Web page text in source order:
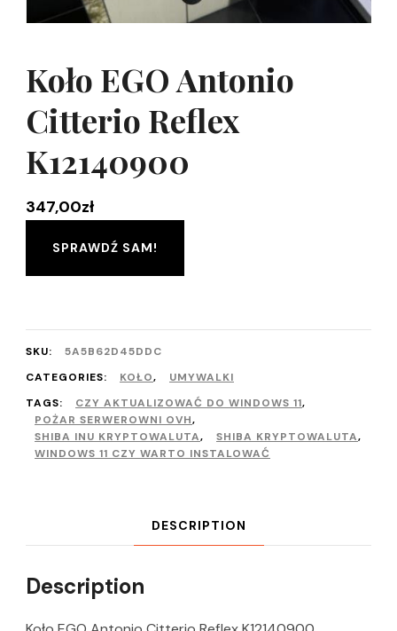
Koło EGO Antonio
Citterio Reflex
K12140900
347,00zł
SPRAWDŹ SAM!
SKU:
5A5B62D45DDC
CATEGORIES:
KOŁO,
UMYWALKI
TAGS:
CZY AKTUALIZOWAĆ DO WINDOWS 11,
POŻAR SERWEROWNI OVH,
SHIBA INU KRYPTOWALUTA, SHIBA KRYPTOWALUTA,
WINDOWS 11 CZY WARTO INSTALOWAĆ
DESCRIPTION
Description